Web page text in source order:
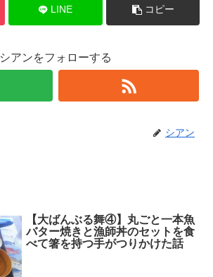
LINE コピー
シアンをフォローする
シアン
【大ばんぶる舞④】丸ごと一本魚
バター焼きと漁師丼のセットを食
べて箸を持つ手がつりかけた話